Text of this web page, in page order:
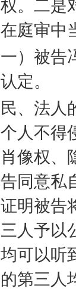
。二是
庭审中
一）被
定。
、法人
人不得
像权、
同意私
明被告
人予以
可以听
第三人